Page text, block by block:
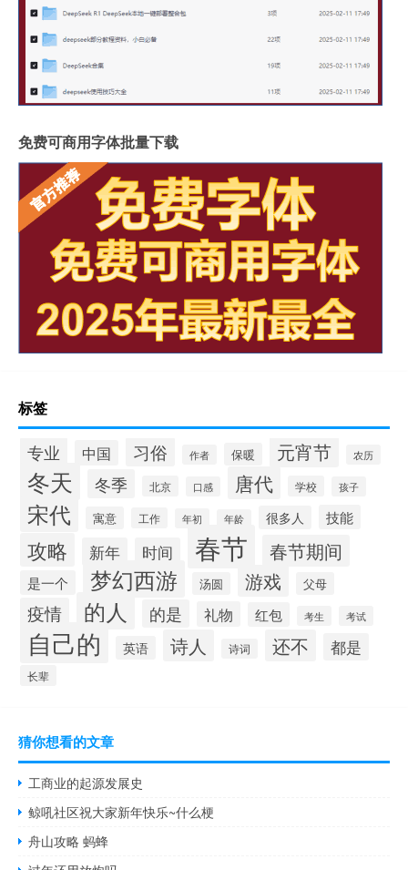
免费可商用字体批量下载
标签
专业 中国 习俗 作者 保暖 元宵节 农历
冬天 冬季 北京 口感 唐代 学校 孩子
宋代 寓意 工作 年初 年龄 很多人 技能
攻略 新年 时间 春节 春节期间
是一个 梦幻西游 汤圆 游戏 父母
疫情 的人 的是 礼物 红包 考生 考试
自己的 英语 诗人 诗词 还不 都是
长辈
猜你想看的文章
工商业的起源发展史
鲸吼社区祝大家新年快乐~什么梗
舟山攻略 蚂蜂